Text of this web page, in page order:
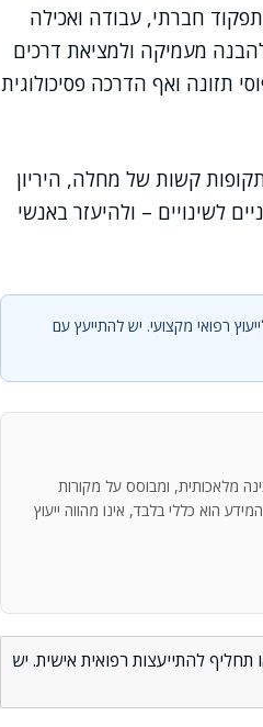
חברתי, עבודה ואכילה
מעמיקה ולמציאת דרכים
תזונה ואף הדרכה פסיכולוגית
קשות של מחלה, היריון
לשינויים – ולהיעזר באנשי
רפואי מקצועי. יש להתייעץ עם
מלאכותית, ומבוסס על מקורות
הוא כללי בלבד, אינו מהווה ייעוץ
להתייעצות רפואית אישית. יש